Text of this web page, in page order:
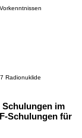
Radionuklide
im
Schulungen für